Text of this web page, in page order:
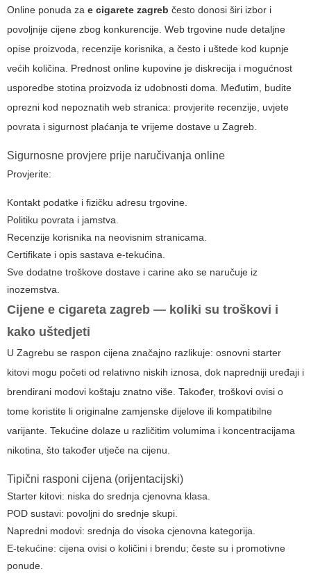
Online ponuda za e cigarete zagreb često donosi širi izbor i
povoljnije cijene zbog konkurencije. Web trgovine nude detaljne
opise proizvoda, recenzije korisnika, a često i uštede kod kupnje
većih količina. Prednost online kupovine je diskrecija i mogućnost
usporedbe stotina proizvoda iz udobnosti doma. Međutim, budite
oprezni kod nepoznatih web stranica: provjerite recenzije, uvjete
povrata i sigurnost plaćanja te vrijeme dostave u Zagreb.
Sigurnosne provjere prije naručivanja online
Provjerite:
Kontakt podatke i fizičku adresu trgovine.
Politiku povrata i jamstva.
Recenzije korisnika na neovisnim stranicama.
Certifikate i opis sastava e-tekućina.
Sve dodatne troškove dostave i carine ako se naručuje iz
inozemstva.
Cijene e cigareta zagreb — koliki su troškovi i
kako uštedjeti
U Zagrebu se raspon cijena značajno razlikuje: osnovni starter
kitovi mogu početi od relativno niskih iznosa, dok napredniji uređaji i
brendirani modovi koštaju znatno više. Također, troškovi ovisi o
tome koristite li originalne zamjenske dijelove ili kompatibilne
varijante. Tekućine dolaze u različitim volumima i koncentracijama
nikotina, što također utječe na cijenu.
Tipični rasponi cijena (orijentacijski)
Starter kitovi: niska do srednja cjenovna klasa.
POD sustavi: povoljni do srednje skupi.
Napredni modovi: srednja do visoka cjenovna kategorija.
E-tekućine: cijena ovisi o količini i brendu; česte su i promotivne
ponude.